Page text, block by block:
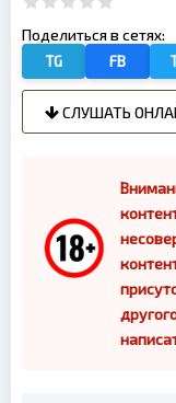
Поделиться в сетях:
TG FB
СЛУШАТЬ